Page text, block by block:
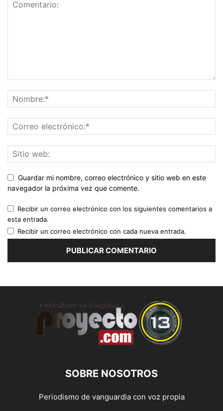
Guardar mi nombre, correo electrónico y sitio web en este
navegador la próxima vez que comente.
Recibir un correo electrónico con los siguientes comentarios a
esta entrada.
Recibir un correo electrónico con cada nueva entrada.
SOBRE NOSOTROS
Periodismo de vanguardia con voz propia